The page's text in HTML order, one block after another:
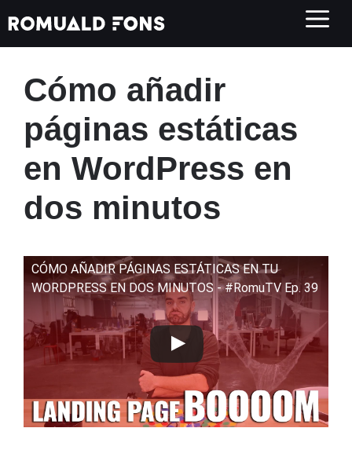
al
contenido
Cómo añadir
páginas estáticas
en WordPress en
dos minutos
CÓMO AÑADIR PÁGINAS ESTÁTICAS EN TU
WORDPRESS EN DOS MINUTOS - #RomuTV Ep. 39